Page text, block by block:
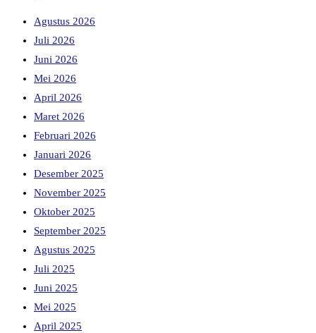
Agustus 2026
Juli 2026
Juni 2026
Mei 2026
April 2026
Maret 2026
Februari 2026
Januari 2026
Desember 2025
November 2025
Oktober 2025
September 2025
Agustus 2025
Juli 2025
Juni 2025
Mei 2025
April 2025